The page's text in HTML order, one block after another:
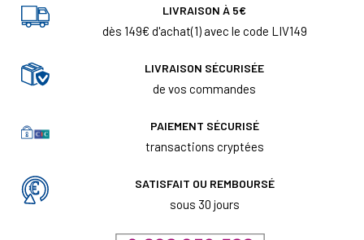
LIVRAISON À 5€
dès 149€ d'achat(1) avec le code LIV149
LIVRAISON SÉCURISÉE
de vos commandes
PAIEMENT SÉCURISÉ
transactions cryptées
SATISFAIT OU REMBOURSÉ
sous 30 jours